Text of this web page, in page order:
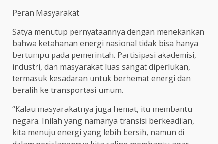
Peran Masyarakat
Satya menutup pernyataannya dengan menekankan
bahwa ketahanan energi nasional tidak bisa hanya
bertumpu pada pemerintah. Partisipasi akademisi,
industri, dan masyarakat luas sangat diperlukan,
termasuk kesadaran untuk berhemat energi dan
beralih ke transportasi umum.
“Kalau masyarakatnya juga hemat, itu membantu
negara. Inilah yang namanya transisi berkeadilan,
kita menuju energi yang lebih bersih, namun di